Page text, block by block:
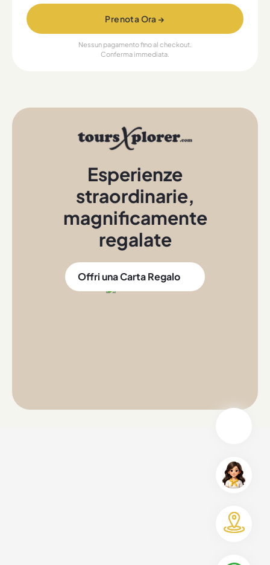
Prenota Ora →
Nessun pagamento fino al checkout.
Conferma immediata.
Esperienze
straordinarie,
magnificamente
regalate
Offri una Carta Regalo